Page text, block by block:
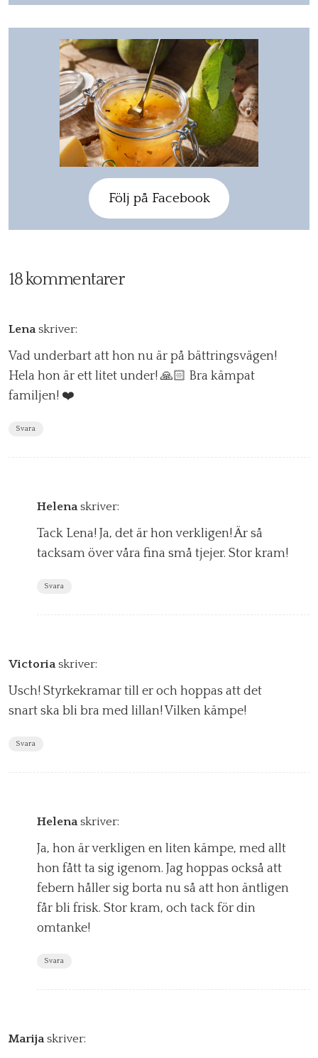
Följ på Facebook
18 kommentarer
Lena skriver:
Vad underbart att hon nu är på bättringsvägen!
Hela hon är ett litet under! 🙏🏻 Bra kämpat
familjen! ❤️
Svara
Helena skriver:
Tack Lena! Ja, det är hon verkligen! Är så
tacksam över våra fina små tjejer. Stor kram!
Svara
Victoria skriver:
Usch! Styrkekramar till er och hoppas att det
snart ska bli bra med lillan! Vilken kämpe!
Svara
Helena skriver:
Ja, hon är verkligen en liten kämpe, med allt
hon fått ta sig igenom. Jag hoppas också att
febern håller sig borta nu så att hon äntligen
får bli frisk. Stor kram, och tack för din
omtanke!
Svara
Marija skriver: